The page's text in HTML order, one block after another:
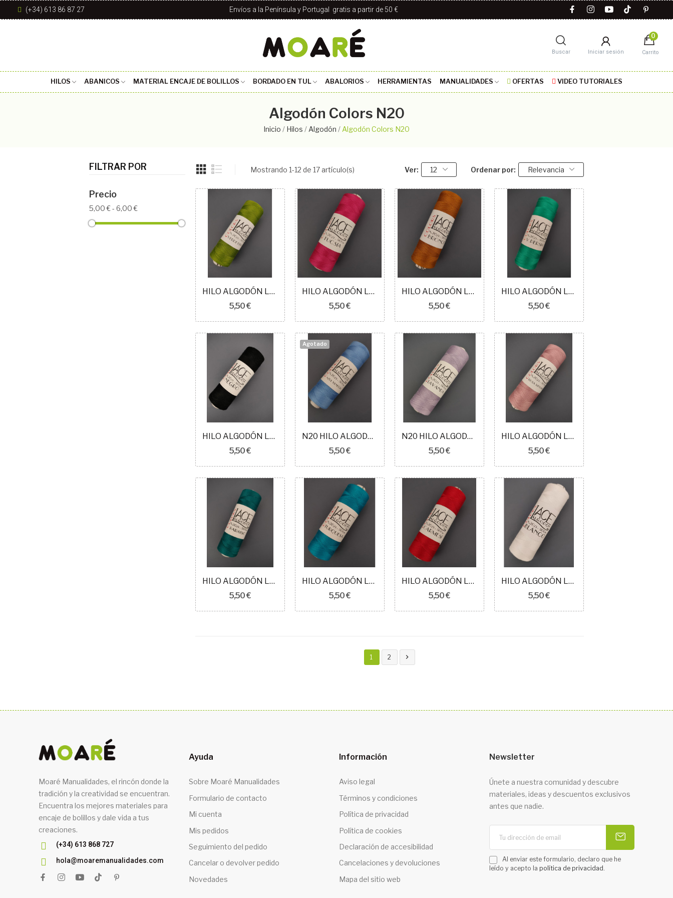
(+34) 613 86 87 27 Envíos a la Península y Portugal gratis a partir de 50 €
Buscar Iniciar sesión
0
Carrito
HILOS ABANICOS MATERIAL ENCAJE DE BOLILLOS BORDADO EN TUL ABALORIOS HERRAMIENTAS MANUALIDADES OFERTAS VIDEO TUTORIALES
Algodón Colors N20
Inicio Hilos Algodón Algodón Colors N20
FILTRAR POR
Precio
5,00 € - 6,00 €
Mostrando 1-12 de 17 artículo(s) Ver: 12 Ordenar por: Relevancia
HILO ALGODÓN LACE COLORS N20 VERDE PERA
5,50 €
HILO ALGODÓN LACE COLORS N20 FUCSIA
5,50 €
HILO ALGODÓN LACE COLORS N20 BRONCE
5,50 €
HILO ALGODÓN LACE COLORS N20 VERDE PERSÍA
5,50 €
HILO ALGODÓN LACE COLORS N20 NEGRO
5,50 €
Agotado
N20 HILO ALGODÓN LACE COLORS AZUL VENECIA
5,50 €
N20 HILO ALGODÓN LACE COLORS N20 LAVANDA
5,50 €
HILO ALGODÓN LACE COLORS N20 ROSA VINTAGE
5,50 €
HILO ALGODÓN LACE COLORS N20 PARAÍSO
5,50 €
HILO ALGODÓN LACE COLORS N20 TURQUESA
5,50 €
HILO ALGODÓN LACE COLORS N20 CARMESÍ
5,50 €
HILO ALGODÓN LACE COLORS N20 BLANCO
5,50 €
1 2 
Moaré Manualidades, el rincón donde la
tradición y la creatividad se encuentran.
Encuentra los mejores materiales para
encaje de bolillos y dale vida a tus
creaciones.
(+34) 613 868 727
hola@moaremanualidades.com
Ayuda
Sobre Moaré Manualidades
Formulario de contacto
Mi cuenta
Mis pedidos
Seguimiento del pedido
Cancelar o devolver pedido
Novedades
Información
Aviso legal
Términos y condiciones
Política de privacidad
Política de cookies
Declaración de accesibilidad
Cancelaciones y devoluciones
Mapa del sitio web
Newsletter
Únete a nuestra comunidad y descubre
materiales, ideas y descuentos exclusivos
antes que nadie.
Al enviar este formulario, declaro que he
leído y acepto la política de privacidad .